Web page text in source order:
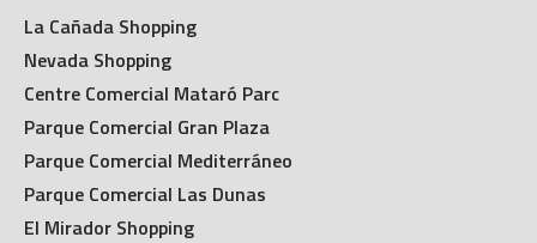
La Cañada Shopping
Nevada Shopping
Centre Comercial Mataró Parc
Parque Comercial Gran Plaza
Parque Comercial Mediterráneo
Parque Comercial Las Dunas
El Mirador Shopping